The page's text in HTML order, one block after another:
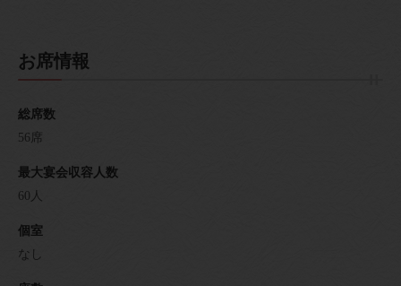
お席情報
総席数
56席
最大宴会収容人数
60人
個室
なし